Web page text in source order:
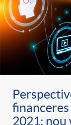
r
e
n
r
i
e
a
F
i
c
o
n
t
2021: nou